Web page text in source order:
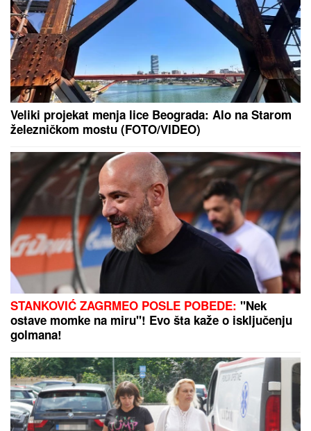
(FOTO) MINI BELA HALJINA I IZVAJANE NOGE
Ćerka Goce Tržan objavila sliku iz provoda, mreže
se usijale